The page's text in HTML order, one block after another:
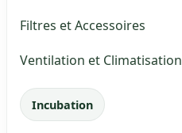
Filtres et Accessoires
Ventilation et Climatisation
Incubation